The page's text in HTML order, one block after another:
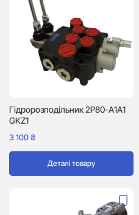
Гідророзподільник 2P80-A1A1
GKZ1
3 100₴
Деталі товару